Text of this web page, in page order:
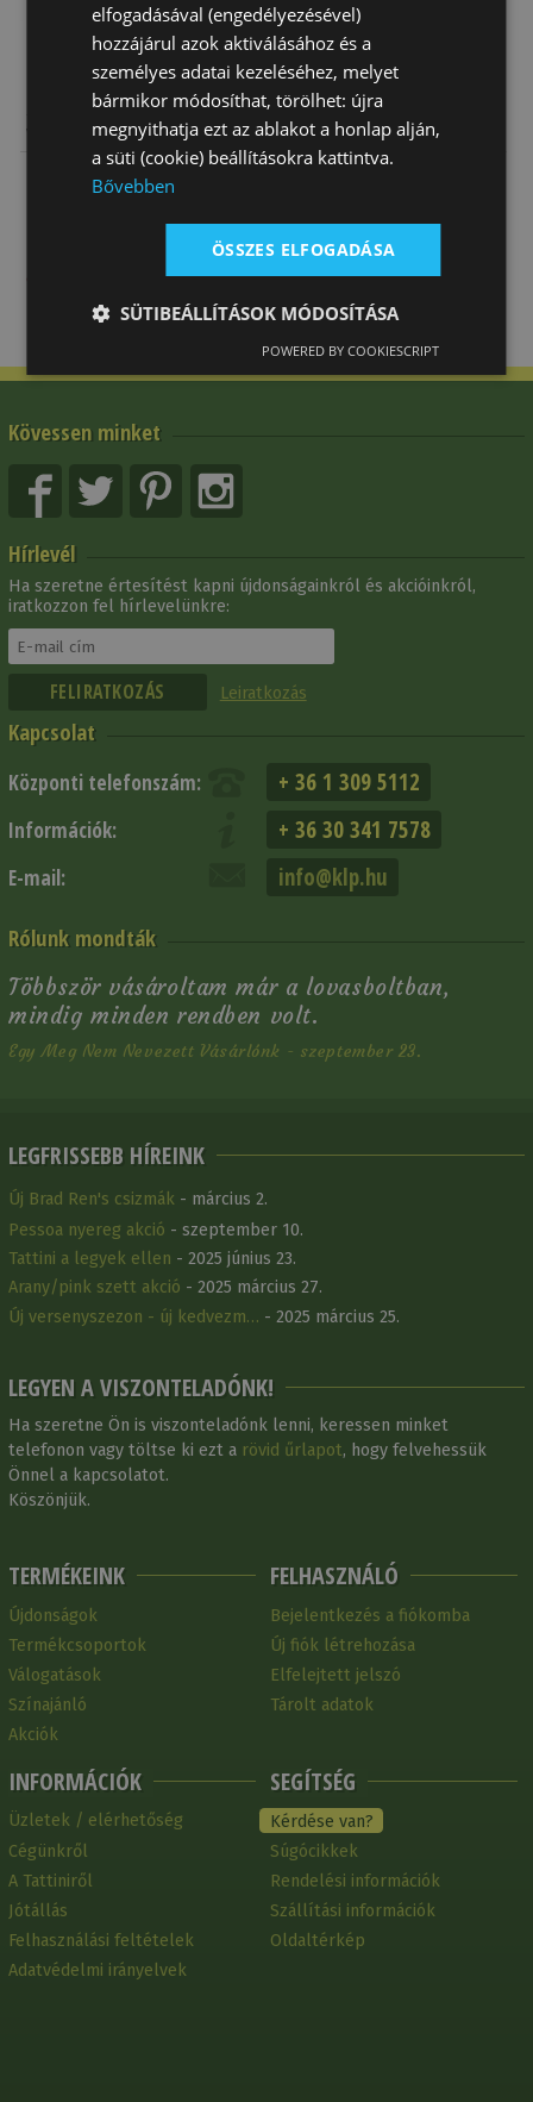
Szügyelő
Western Brad
Ren's Cikk-
33 970 Ft
Szügyelő
Western
Szügyelő
Western
Natowa 140
Kövessen minket
Hírlevél
Ha szeretne értesítést kapni újdonságainkról és akcióinkról,
iratkozzon fel hírlevelünkre:
Leiratkozás
Kapcsolat
Központi telefonszám: + 36 1 309 5112
Információk: + 36 30 341 7578
E-mail: info@klp.hu
Rólunk mondták
Többször vásároltam már a lovasboltban,
mindig minden rendben volt.
Egy Meg Nem Nevezett Vásárlónk - szeptember 23.
LEGFRISSEBB HÍREINK
Új Brad Ren's csizmák - március 2.
Pessoa nyereg akció - szeptember 10.
Tattini a legyek ellen - 2025 június 23.
Arany/pink szett akció - 2025 március 27.
Új versenyszezon - új kedvezm… - 2025 március 25.
LEGYEN A VISZONTELADÓNK!
Ha szeretne Ön is viszonteladónk lenni, keressen minket
telefonon vagy töltse ki ezt a rövid űrlapot, hogy felvehessük
Önnel a kapcsolatot.
Köszönjük.
TERMÉKEINK
Újdonságok
Termékcsoportok
Válogatások
Színajánló
Akciók
INFORMÁCIÓK
Üzletek / elérhetőség
Cégünkről
A Tattiniről
Jótállás
Felhasználási feltételek
Adatvédelmi irányelvek
FELHASZNÁLÓ
Bejelentkezés a fiókomba
Új fiók létrehozása
Elfelejtett jelszó
Tárolt adatok
SEGÍTSÉG
Kérdése van?
Súgócikkek
Rendelési információk
Szállítási információk
Oldaltérkép
elfogadásával (engedélyezésével)
hozzájárul azok aktiválásához és a
személyes adatai kezeléséhez, melyet
bármikor módosíthat, törölhet: újra
megnyithatja ezt az ablakot a honlap alján,
a süti (cookie) beállításokra kattintva.
Bővebben
ÖSSZES ELFOGADÁSA
SÜTIBEÁLLÍTÁSOK MÓDOSÍTÁSA
POWERED BY COOKIESCRIPT